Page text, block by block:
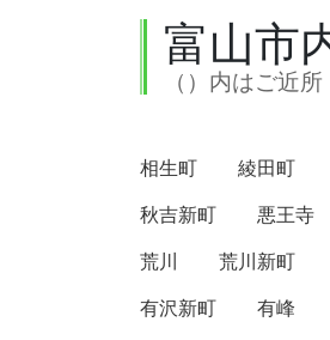
富山市
（）内はご近
相生町 綾田町
秋吉新町
悪王寺
荒川
荒川新町
有沢新町
有峰